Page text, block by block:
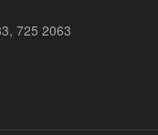
725 2063